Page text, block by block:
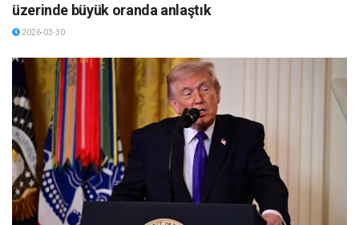
üzerinde büyük oranda anlaştık
2026-03-30